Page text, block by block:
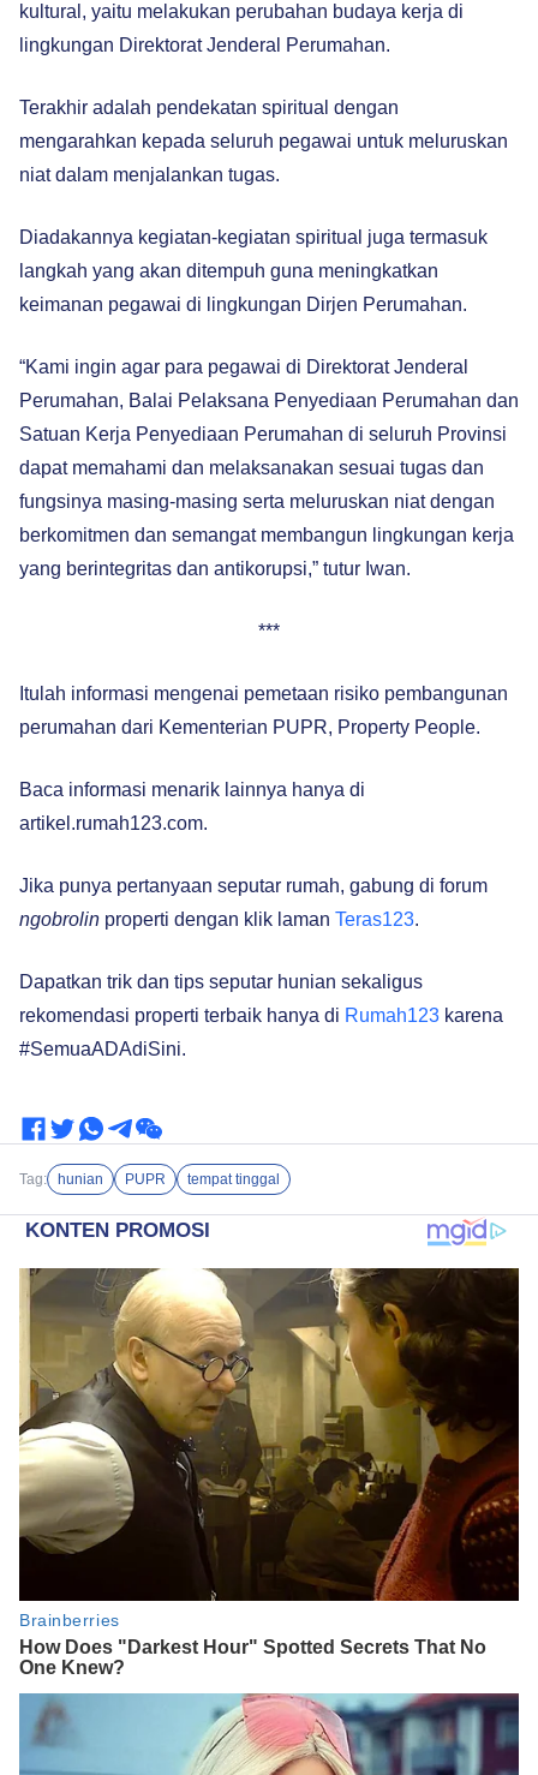
kultural, yaitu melakukan perubahan budaya kerja di
lingkungan Direktorat Jenderal Perumahan.
Terakhir adalah pendekatan spiritual dengan
mengarahkan kepada seluruh pegawai untuk meluruskan
niat dalam menjalankan tugas.
Diadakannya kegiatan-kegiatan spiritual juga termasuk
langkah yang akan ditempuh guna meningkatkan
keimanan pegawai di lingkungan Dirjen Perumahan.
“Kami ingin agar para pegawai di Direktorat Jenderal
Perumahan, Balai Pelaksana Penyediaan Perumahan dan
Satuan Kerja Penyediaan Perumahan di seluruh Provinsi
dapat memahami dan melaksanakan sesuai tugas dan
fungsinya masing-masing serta meluruskan niat dengan
berkomitmen dan semangat membangun lingkungan kerja
yang berintegritas dan antikorupsi,” tutur Iwan.
***
Itulah informasi mengenai pemetaan risiko pembangunan
perumahan dari Kementerian PUPR, Property People.
Baca informasi menarik lainnya hanya di
artikel.rumah123.com.
Jika punya pertanyaan seputar rumah, gabung di forum
ngobrolin properti dengan klik laman Teras123.
Dapatkan trik dan tips seputar hunian sekaligus
rekomendasi properti terbaik hanya di Rumah123 karena
#SemuaADAdiSini.
Tag: hunian PUPR tempat tinggal